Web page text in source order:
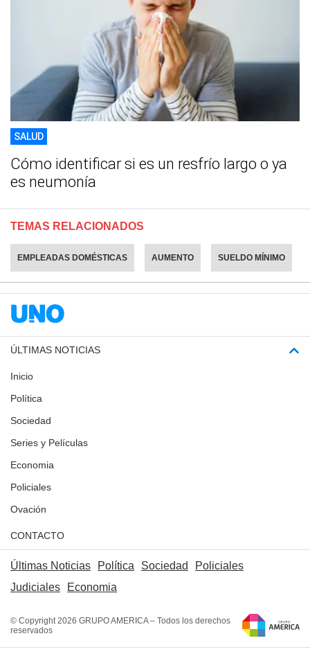
SALUD
Cómo identificar si es un resfrío largo o ya
es neumonía
TEMAS RELACIONADOS
EMPLEADAS DOMÉSTICAS AUMENTO SUELDO MÍNIMO
ÚLTIMAS NOTICIAS
Inicio
Política
Sociedad
Series y Películas
Economia
Policiales
Ovación
CONTACTO
Últimas Noticias Política Sociedad
Policiales
Judiciales
Economia
© Copyright 2026 GRUPO AMERICA – Todos los derechos
reservados